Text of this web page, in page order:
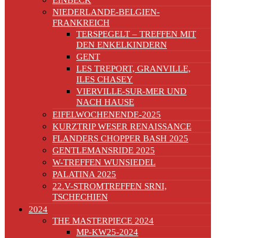
NIEDERLANDE-BELGIEN-
FRANKREICH
TERSPEGELT – TREFFEN MIT
DEN ENKELKINDERN
GENT
LES TREPORT, GRANVILLE,
ILES CHASEY
VIERVILLE-SUR-MER UND
NACH HAUSE
EIFELWOCHENENDE-2025
KURZTRIP WESER RENAISSANCE
FLANDERS CHOPPER BASH 2025
GENTLEMANSRIDE 2025
W-TREFFEN WUNSIEDEL
PALATINA 2025
22.V-STROMTREFFEN SRNI,
TSCHECHIEN
2024
THE MASTERPIECE 2024
MP-KW25-2024